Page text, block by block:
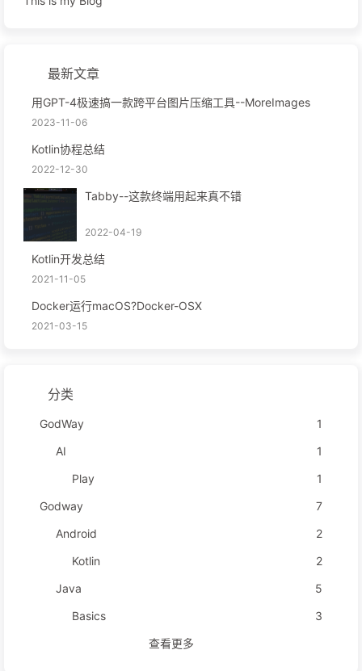
最新文章
用GPT-4极速搞一款跨平台图片压缩工具--MoreImages
2023-11-06
Kotlin协程总结
2022-12-30
Tabby--这款终端用起来真不错
2022-04-19
Kotlin开发总结
2021-11-05
Docker运行macOS?Docker-OSX
2021-03-15
分类
GodWay
1
AI
1
Play
1
Godway
7
Android
2
Kotlin
2
Java
5
Basics
3
查看更多